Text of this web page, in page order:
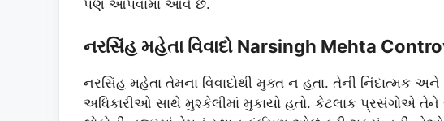
પણ આપવામાં આવે છે.
નરસિંહ મહેતા વિવાદો Narsingh Mehta
નરસિંહ મહેતા તેમના વિવાદોથી મુક્ત ન હતા. તેની નિંદાત્મક
અધિકારીઓ સાથે મુશ્કેલીમાં મુકાયો હતો. કેટલાક પ્રસંગોએ